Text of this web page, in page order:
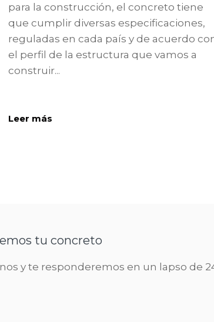
para la construcción, el concreto tiene
que cumplir diversas especificaciones,
reguladas en cada país y de acuerdo
el perfil de la estructura que vamos a
construir...
Leer más
tu concreto
y te responderemos en un lapso de